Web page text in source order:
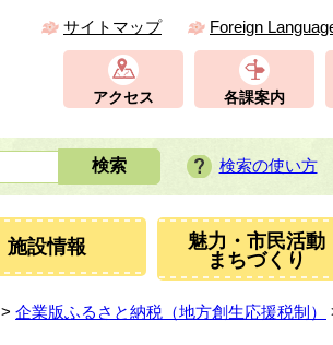
サイトマップ Foreign
アクセス 各課案内
検索の使い方
施設情報
魅力・市民活動
まちづくり
> 企業版ふるさと納税（地方創生応援税制）